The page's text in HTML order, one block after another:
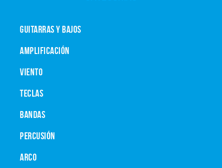
GUITARRAS Y BAJOS
AMPLIFICACIÓN
VIENTO
TECLAS
BANDAS
PERCUSIÓN
ARCO